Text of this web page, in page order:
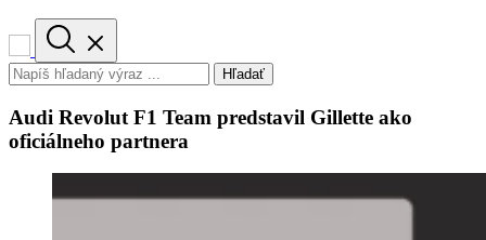
Hľadať
Audi Revolut F1 Team predstavil Gillette ako
oficiálneho partnera